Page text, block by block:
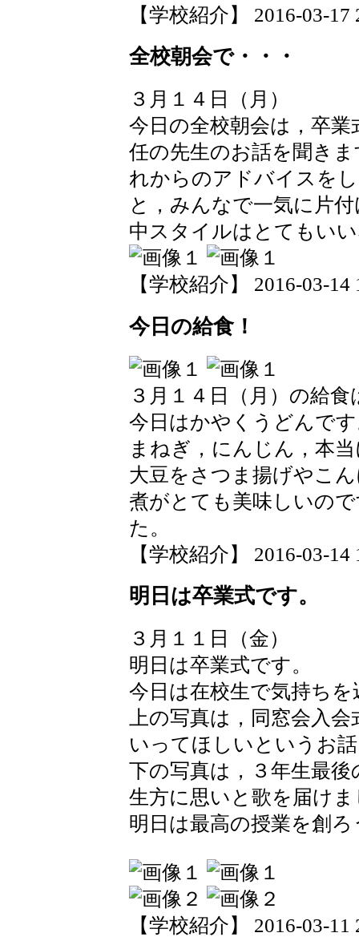
【学校紹介】 2016-03-17
全校朝会で・・・
３月１４日（月）
今日の全校朝会は，卒
任の先生のお話を聞き
れからのアドバイスを
と，みんなで一気に片
中スタイルはとてもい
【学校紹介】 2016-03-14
今日の給食！
３月１４日（月）の給
今日はかやくうどんで
まねぎ，にんじん，本
大豆をさつま揚げやこ
煮がとても美味しいの
た。
【学校紹介】 2016-03-14
明日は卒業式です。
３月１１日（金）
明日は卒業式です。
今日は在校生で気持ち
上の写真は，同窓会入
いってほしいというお
下の写真は，３年生最
生方に思いと歌を届け
明日は最高の授業を創ろ
【学校紹介】 2016-03-11